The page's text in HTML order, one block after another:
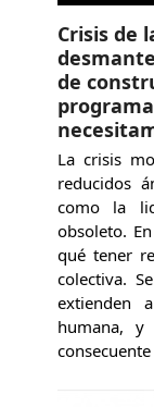
Crisis de
de
La crisis
reducidos
como la
obsoleto.
qué tener
colectiva.
extienden
humana,